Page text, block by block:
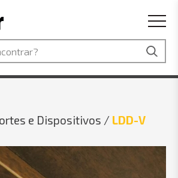
e Dispositivos / LDD-V